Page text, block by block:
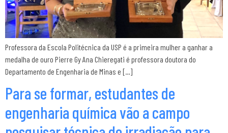
Professora da Escola Politécnica da USP é a primeira mulher a ganhar a
medalha de ouro Pierre Gy Ana Chieregati é professora doutora do
Departamento de Engenharia de Minas e […]
Para se formar, estudantes de
engenharia química vão a campo